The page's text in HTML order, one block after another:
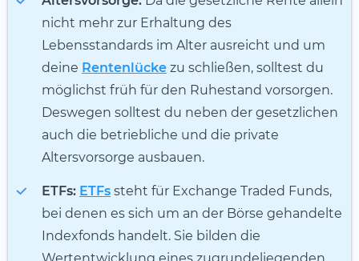
nicht mehr zur Erhaltung des
Lebensstandards im Alter ausreicht und um
deine Rentenlücke zu schließen, solltest du
möglichst früh für den Ruhestand vorsorgen.
Deswegen solltest du neben der gesetzlichen
auch die betriebliche und die private
Altersvorsorge ausbauen.
ETFs: ETFs steht für Exchange Traded Funds,
bei denen es sich um an der Börse gehandelte
Indexfonds handelt. Sie bilden die